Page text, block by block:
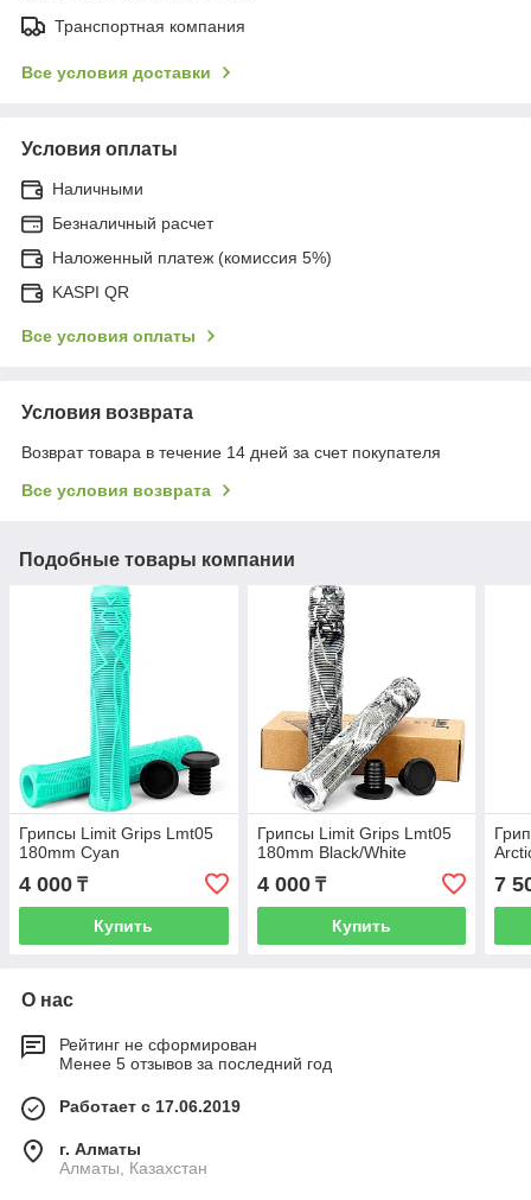
Транспортная компания
Все условия доставки
Условия оплаты
Наличными
Безналичный расчет
Наложенный платеж (комиссия 5%)
KASPI QR
Все условия оплаты
Условия возврата
Возврат товара в течение 14 дней за счет покупателя
Все условия возврата
Подобные товары компании
Грипсы Limit Grips Lmt05
180mm Cyan
4 000 ₸
Купить
Грипсы Limit Grips Lmt05
180mm Black/White
4 000₸
Купить
7
О нас
Рейтинг не сформирован
Менее 5 отзывов за последний год
Работает с 17.06.2019
г. Алматы
Алматы, Казахстан